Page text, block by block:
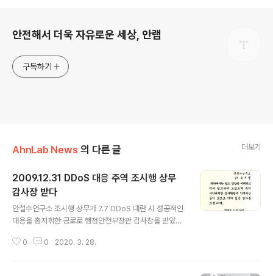
안전해서 더욱 자유로운 세상, 안랩
구독하기
AhnLab News 의 다른 글 더보기
2009.12.31 DDoS 대응 주역 조시행 상무
감사장 받다
안철수연구소 조시행 상무가 7.7 DDoS 대란 시 성공적인
대응을 총지휘한 공로로 행정안전부장관 감사장을 받았습
대응센터(ASEC)장으로서 7.7 DDoS 대란의 일선에서 악
0 0 2020. 3. 28.